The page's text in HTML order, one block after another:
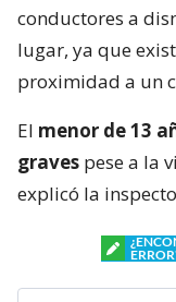
conductores a
lugar, ya que
proximidad a un
El menor de 13
graves pese a la
explicó la